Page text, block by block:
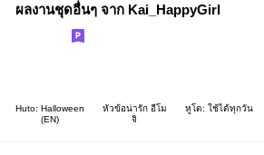
ผลงานชุดอื่นๆ จาก Kai_HappyGirl
Huto: Halloween
(EN)
หัวข้อน่ารัก อีโม
จิ
หูโต: ใช้ได้ทุกวัน